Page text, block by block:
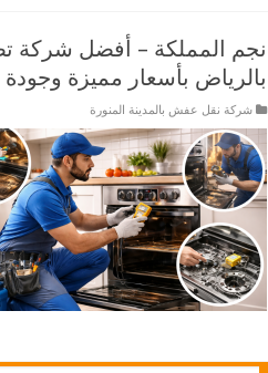
نجم المملكة – أفضل شركة
بالرياض بأسعار مميزة
شركة نقل عفش بالمدينة المنورة